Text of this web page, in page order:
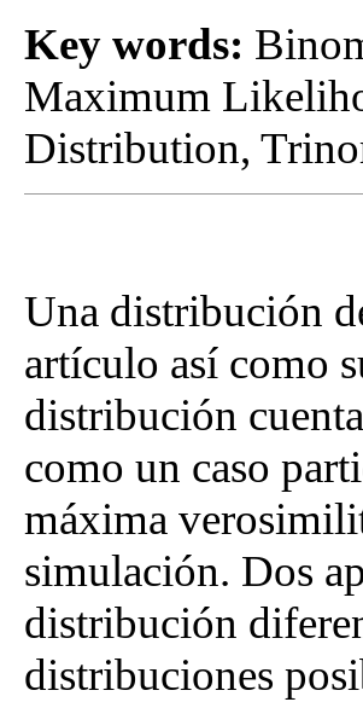
Key words:
Maximum
Distribution,
Una distribución
artículo así como
distribución
como un caso
máxima
simulación. Dos
distribución
distribuciones